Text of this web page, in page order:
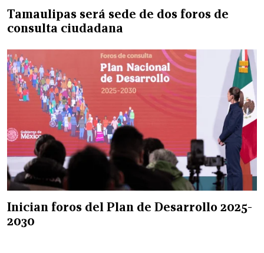
Tamaulipas será sede de dos foros de
consulta ciudadana
Inician foros del Plan de Desarrollo 2025-
2030